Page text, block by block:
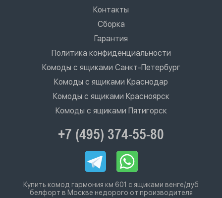
Контакты
Сборка
Гарантия
Политика конфиденциальности
Комоды с ящиками Санкт-Петербург
Комоды с ящиками Краснодар
Комоды с ящиками Красноярск
Комоды с ящиками Пятигорск
+7 (495) 374-55-80
Купить комод гармония км 601 с ящиками венге/дуб
белфорт в Москве недорого от производителя